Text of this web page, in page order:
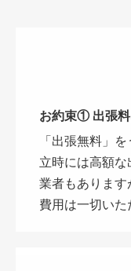
お約束① 出張料
「出張無料」
立時には高額
業者もあります
費用は一切いた